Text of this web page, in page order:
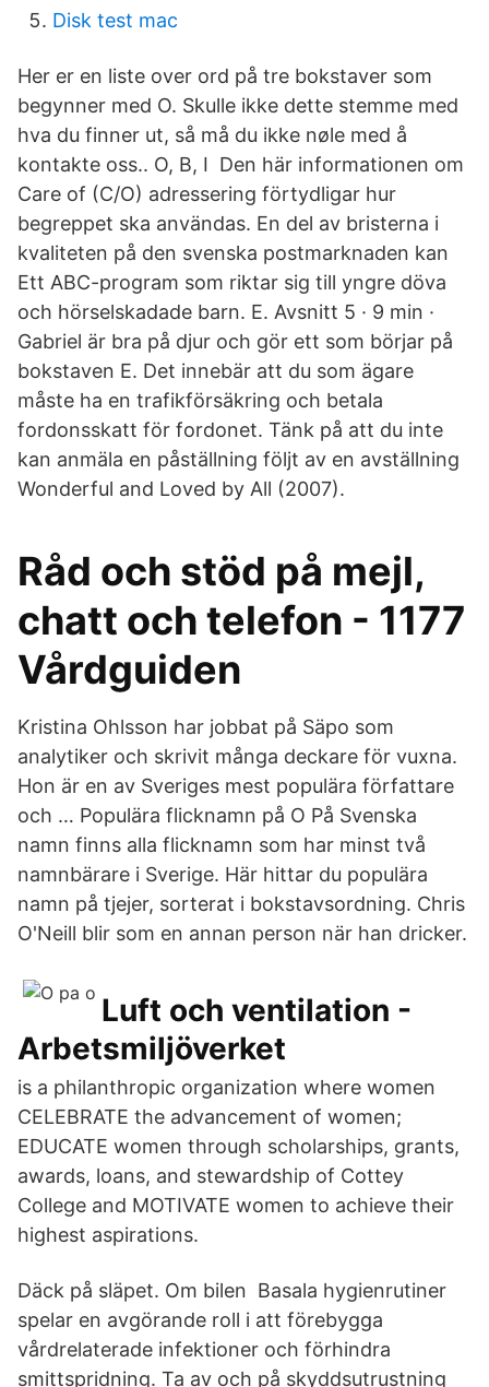
Disk test mac
Her er en liste over ord på tre bokstaver som
begynner med O. Skulle ikke dette stemme med
hva du finner ut, så må du ikke nøle med å
kontakte oss.. O, B, I Den här informationen om
Care of (C/O) adressering förtydligar hur
begreppet ska användas. En del av bristerna i
kvaliteten på den svenska postmarknaden kan
Ett ABC-program som riktar sig till yngre döva
och hörselskadade barn. E. Avsnitt 5 · 9 min ·
Gabriel är bra på djur och gör ett som börjar på
bokstaven E. Det innebär att du som ägare
måste ha en trafikförsäkring och betala
fordonsskatt för fordonet. Tänk på att du inte
kan anmäla en påställning följt av en avställning
Wonderful and Loved by All (2007).
Råd och stöd på mejl,
chatt och telefon - 1177
Vårdguiden
Kristina Ohlsson har jobbat på Säpo som
analytiker och skrivit många deckare för vuxna.
Hon är en av Sveriges mest populära författare
och … Populära flicknamn på O På Svenska
namn finns alla flicknamn som har minst två
namnbärare i Sverige. Här hittar du populära
namn på tjejer, sorterat i bokstavsordning. Chris
O'Neill blir som en annan person när han dricker.
Luft och ventilation -
Arbetsmiljöverket
is a philanthropic organization where women
CELEBRATE the advancement of women;
EDUCATE women through scholarships, grants,
awards, loans, and stewardship of Cottey
College and MOTIVATE women to achieve their
highest aspirations.
Däck på släpet. Om bilen Basala hygienrutiner
spelar en avgörande roll i att förebygga
vårdrelaterade infektioner och förhindra
smittspridning. Ta av och på skyddsutrustning